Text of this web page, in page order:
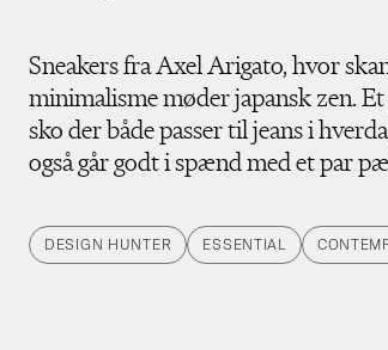
Sneakers fra Axel Arigato, hvor
minimalisme møder japansk zen.
sko der både passer til jeans i
også går godt i spænd med et par
DESIGN HUNTER ESSENTIAL